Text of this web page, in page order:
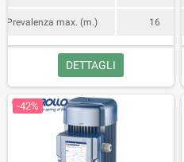
Prevalenza max. (m.) 16
DETTAGLI
-42%